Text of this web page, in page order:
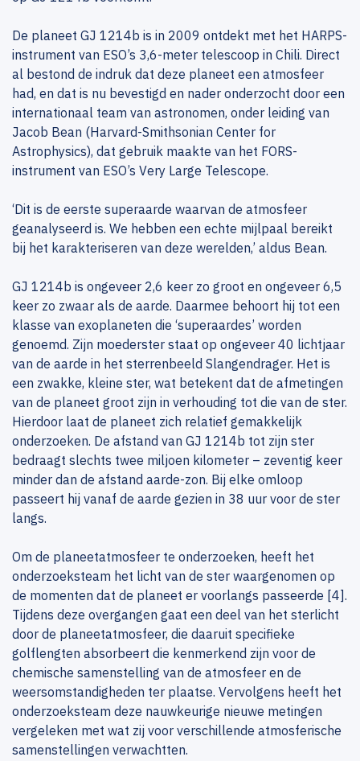
De planeet GJ 1214b is in 2009 ontdekt met het HARPS-
instrument van ESO’s 3,6-meter telescoop in Chili. Direct
al bestond de indruk dat deze planeet een atmosfeer
had, en dat is nu bevestigd en nader onderzocht door een
internationaal team van astronomen, onder leiding van
Jacob Bean (Harvard-Smithsonian Center for
Astrophysics), dat gebruik maakte van het FORS-
instrument van ESO’s Very Large Telescope.
‘Dit is de eerste superaarde waarvan de atmosfeer
geanalyseerd is. We hebben een echte mijlpaal bereikt
bij het karakteriseren van deze werelden,’ aldus Bean.
GJ 1214b is ongeveer 2,6 keer zo groot en ongeveer 6,5
keer zo zwaar als de aarde. Daarmee behoort hij tot een
klasse van exoplaneten die ‘superaardes’ worden
genoemd. Zijn moederster staat op ongeveer 40 lichtjaar
van de aarde in het sterrenbeeld Slangendrager. Het is
een zwakke, kleine ster, wat betekent dat de afmetingen
van de planeet groot zijn in verhouding tot die van de ster.
Hierdoor laat de planeet zich relatief gemakkelijk
onderzoeken. De afstand van GJ 1214b tot zijn ster
bedraagt slechts twee miljoen kilometer – zeventig keer
minder dan de afstand aarde-zon. Bij elke omloop
passeert hij vanaf de aarde gezien in 38 uur voor de ster
langs.
Om de planeetatmosfeer te onderzoeken, heeft het
onderzoeksteam het licht van de ster waargenomen op
de momenten dat de planeet er voorlangs passeerde [4].
Tijdens deze overgangen gaat een deel van het sterlicht
door de planeetatmosfeer, die daaruit specifieke
golflengten absorbeert die kenmerkend zijn voor de
chemische samenstelling van de atmosfeer en de
weersomstandigheden ter plaatse. Vervolgens heeft het
onderzoeksteam deze nauwkeurige nieuwe metingen
vergeleken met wat zij voor verschillende atmosferische
samenstellingen verwachtten.